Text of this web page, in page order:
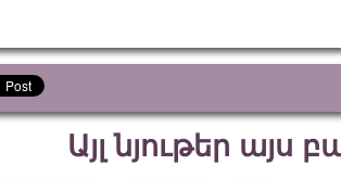
Այլ նյութեր այս